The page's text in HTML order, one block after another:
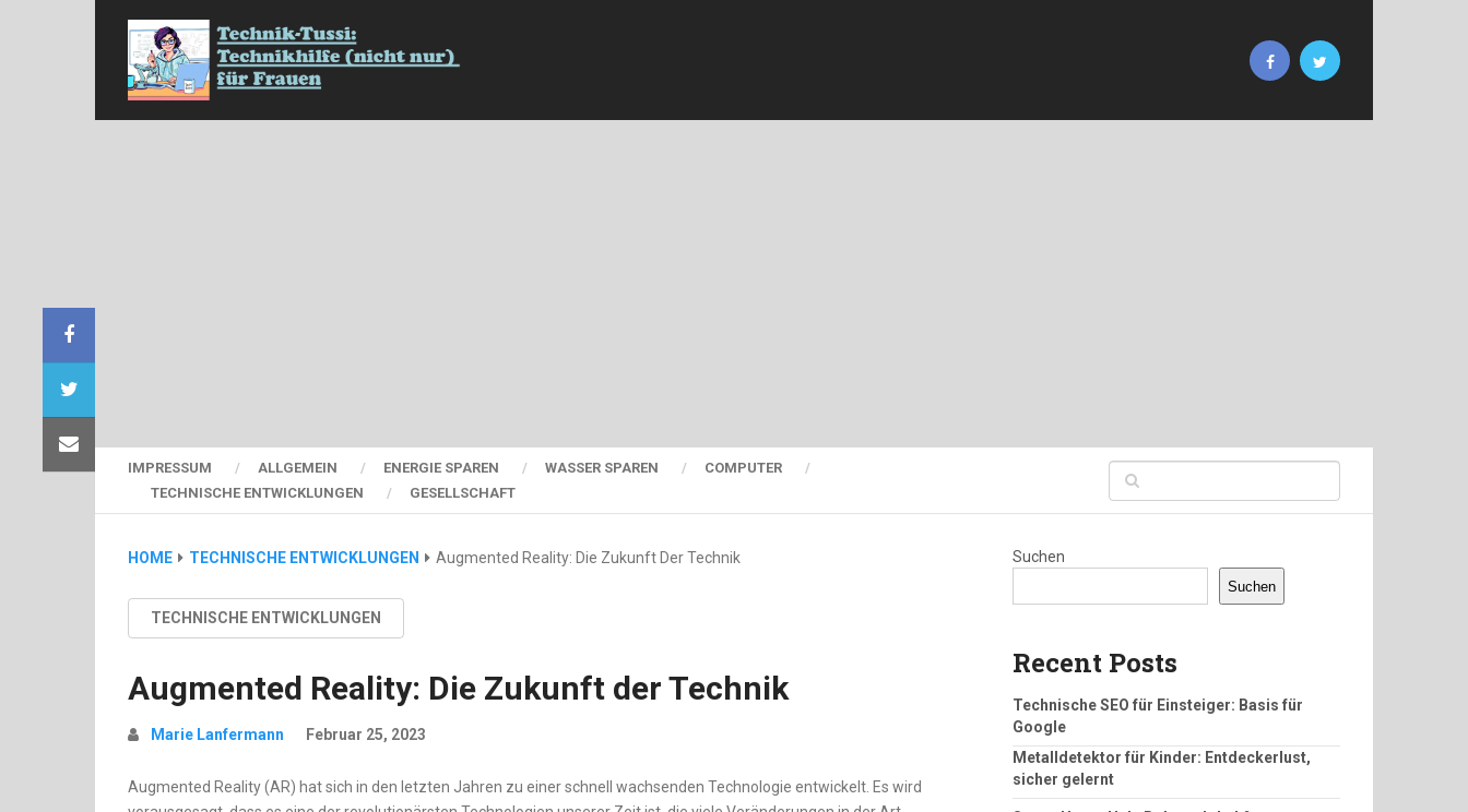
IMPRESSUM ALLGEMEIN ENERGIE SPAREN WASSER SPAREN
COMPUTER
TECHNISCHE ENTWICKLUNGEN
GESELLSCHAFT
HOME TECHNISCHE ENTWICKLUNGEN Augmented Reality: Die Zukunft Der Technik
TECHNISCHE ENTWICKLUNGEN
Augmented Reality: Die Zukunft der Technik
Marie Lanfermann Februar 25, 2023
Augmented Reality (AR) hat sich in den letzten Jahren zu einer schnell wachsenden Technologie entwickelt. Es wird
Suchen
Suchen
Recent Posts
Technische SEO für Einsteiger: Basis für
Google
Metalldetektor für Kinder: Entdeckerlust,
sicher gelernt